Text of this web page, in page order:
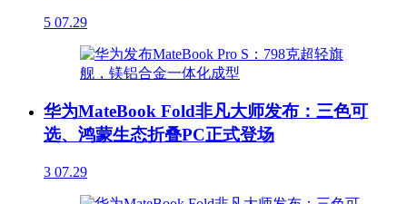
5 07.29
华为MateBook Fold非凡大师发布：三色可
选、鸿蒙生态折叠PC正式登场
3 07.29